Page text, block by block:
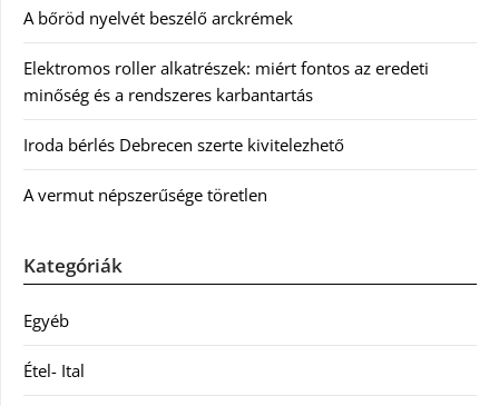
A bőröd nyelvét beszélő arckrémek
Elektromos roller alkatrészek: miért fontos az eredeti
minőség és a rendszeres karbantartás
Iroda bérlés Debrecen szerte kivitelezhető
A vermut népszerűsége töretlen
Kategóriák
Egyéb
Étel- Ital